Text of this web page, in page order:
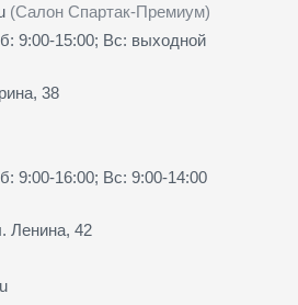
(Салон Спартак-Премиум)
9:00-15:00; Вс: выходной
38
9:00-16:00; Вс: 9:00-14:00
Ленина, 42